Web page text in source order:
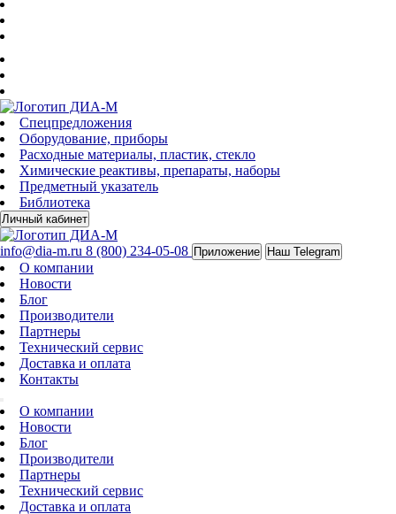
Спецпредложения
Оборудование, приборы
Расходные материалы, пластик, стекло
Химические реактивы, препараты, наборы
Предметный указатель
Библиотека
Личный кабинет
info@dia-m.ru 8 (800) 234-05-08 Приложение Наш Telegram
О компании
Новости
Блог
Производители
Партнеры
Технический сервис
Доставка и оплата
Контакты
О компании
Новости
Блог
Производители
Партнеры
Технический сервис
Доставка и оплата